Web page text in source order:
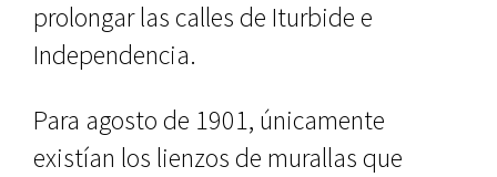
prolongar las calles de Iturbide e
Independencia.
Para agosto de 1901, únicamente
existían los lienzos de murallas que